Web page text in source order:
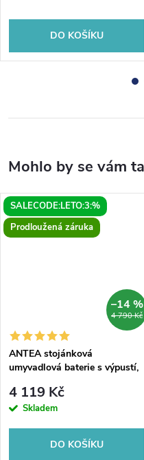
DO KOŠÍKU
SALECODE:LETO:3:%
Prodloužená záruka
4 790 Kč
–14 %
ANTEA stojánková
umyvadlová baterie s výpustí,
4 119 Kč
Skladem
DO KOŠÍKU